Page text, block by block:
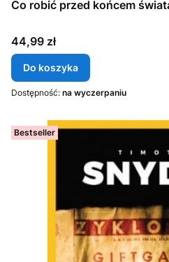
Co robić przed końcem
Cena
44,99 zł
Do koszyka
Dostępność: na wyczerpaniu
Bestseller